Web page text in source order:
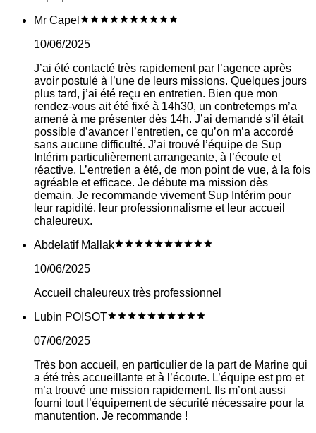
Mr Capel
10/06/2025
J’ai été contacté très rapidement par l’agence après
avoir postulé à l’une de leurs missions. Quelques jours
plus tard, j’ai été reçu en entretien. Bien que mon
rendez-vous ait été fixé à 14h30, un contretemps m’a
amené à me présenter dès 14h. J’ai demandé s’il était
possible d’avancer l’entretien, ce qu’on m’a accordé
sans aucune difficulté. J’ai trouvé l’équipe de Sup
Intérim particulièrement arrangeante, à l’écoute et
réactive. L’entretien a été, de mon point de vue, à la fois
agréable et efficace. Je débute ma mission dès
demain. Je recommande vivement Sup Intérim pour
leur rapidité, leur professionnalisme et leur accueil
chaleureux.
Abdelatif Mallak
10/06/2025
Accueil chaleureux très professionnel
Lubin POISOT
07/06/2025
Très bon accueil, en particulier de la part de Marine qui
a été très accueillante et à l’écoute. L’équipe est pro et
m’a trouvé une mission rapidement. Ils m’ont aussi
fourni tout l’équipement de sécurité nécessaire pour la
manutention. Je recommande !